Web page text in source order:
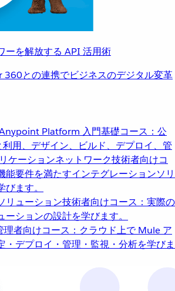
ーを解放する API 活用術
との連携でビジネスのデジタル変革
Platform 入門基礎コース：公
用、デザイン、ビルド、デプロイ、管
ケーションネットワーク技術者向けコ
能要件を満たすインテグレーションソリ
ます。
リューション技術者向けコース：実際の
ションの設計を学びます。
理者向けコース：クラウド上で Mule ア
・デプロイ・管理・監視・分析を学びま